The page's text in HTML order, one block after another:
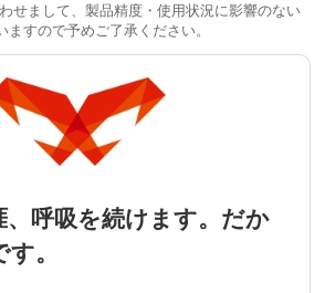
せまして、製品精度・使用状況に影響のない
ますので予めご了承ください。
、呼吸を続けます。だか
。